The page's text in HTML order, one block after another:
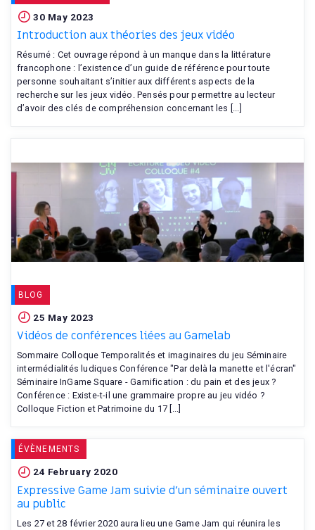
30 May 2023
Introduction aux théories des jeux vidéo
Résumé : Cet ouvrage répond à un manque dans la littérature
francophone : l’existence d’un guide de référence pour toute
personne souhaitant s’initier aux différents aspects de la
recherche sur les jeux vidéo. Pensés pour permettre au lecteur
d’avoir des clés de compréhension concernant les [...]
BLOG
25 May 2023
Vidéos de conférences liées au Gamelab
Sommaire Colloque Temporalités et imaginaires du jeu Séminaire
intermédialités ludiques Conférence "Par delà la manette et l'écran"
Séminaire InGame Square - Gamification : du pain et des jeux ?
Conférence : Existe-t-il une grammaire propre au jeu vidéo ?
Colloque Fiction et Patrimoine du 17 [...]
ÉVÈNEMENTS
24 February 2020
Expressive Game Jam suivie d'un séminaire ouvert
au public
Les 27 et 28 février 2020 aura lieu une Game Jam qui réunira les